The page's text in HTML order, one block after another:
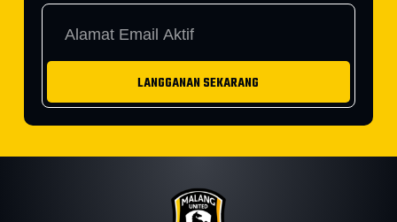
LANGGANAN SEKARANG